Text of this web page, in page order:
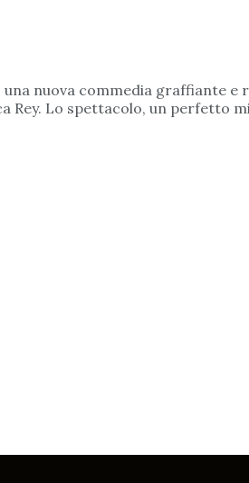
nuova commedia graffiante
Rey. Lo spettacolo, un perfetto